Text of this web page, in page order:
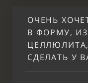
воском:
Бакенбарды
Депиляция
воском:
ОЧЕНЬ
В ФОРМУ,
СДЕЛАТЬ У